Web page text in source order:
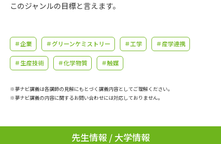
学問のミニ講義「夢ナビ講義」 学問分野解説
大学進学IDについて
このジャンルの目標と言えます。
＃企業 ＃グリーンケミストリー ＃工学 ＃産学連携
＃生産技術 ＃化学物質 ＃触媒
※夢ナビ講義は各講師の見解にもとづく講義内容としてご理解ください。
※夢ナビ講義の内容に関するお問い合わせには対応しておりません。
先生情報 / 大学情報